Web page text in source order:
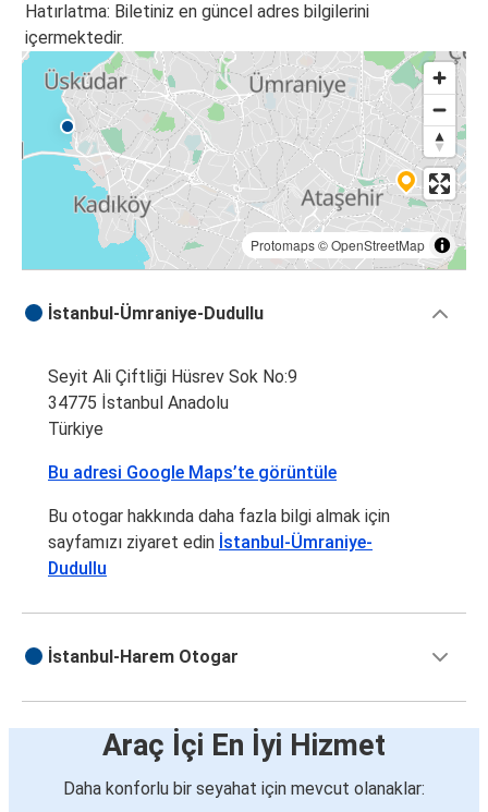
Hatırlatma: Biletiniz en güncel adres bilgilerini
içermektedir.
Protomaps©OpenStreetMap
İstanbul-Ümraniye-Dudullu
Seyit Ali Çiftliği Hüsrev Sok No:9
34775 İstanbul Anadolu
Türkiye
Bu adresi Google Maps’te görüntüle
Bu otogar hakkında daha fazla bilgi almak için
sayfamızı ziyaret edin İstanbul-Ümraniye-
Dudullu
İstanbul-Harem Otogar
Araç İçi En İyi Hizmet
Daha konforlu bir seyahat için mevcut olanaklar: